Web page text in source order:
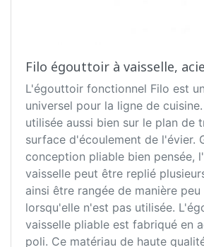
Filo égouttoir à vaisselle,
L'égouttoir fonctionnel Filo est
universel pour la ligne de
utilisée aussi bien sur le plan de
surface d'écoulement de l'évier.
conception pliable bien pensée,
vaisselle peut être replié
ainsi être rangée de manière
lorsqu'elle n'est pas utilisée.
vaisselle pliable est fabriqué en
poli. Ce matériau de haute